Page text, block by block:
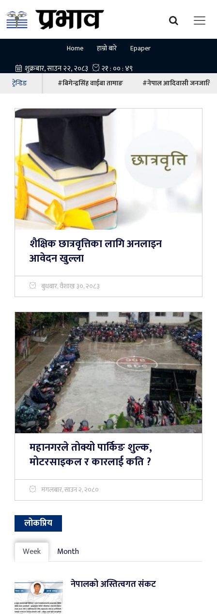
Home हाम्रो बारे Epaper
ट्रेन्डिङ #बिगेन्द्रसिंह वाईबा तामाङ #नेपाल आदिवासी जनजाति
शैक्षिक छात्रवृत्तिका लागि अनलाइन
आवेदन खुल्ला
बुधबार, वैशाख ३०, २०८३
महानगरले तोक्यो पार्किङ शुल्क,
मोटरसाइकल र कारलाई कति ?
मंगलबार, साउन २, २०८०
लोकप्रिय
Week Month
नेपालको अस्तित्वगत संकट